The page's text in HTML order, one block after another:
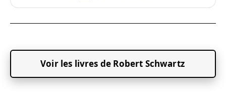
Voir les livres de Robert Schwartz